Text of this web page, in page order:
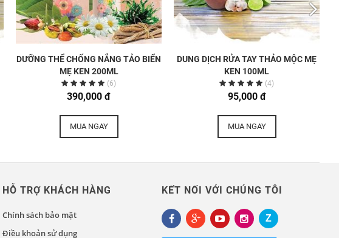
DƯỠNG THỂ CHỐNG NẮNG TẢO BIỂN
MẸ KEN 200ML
(6)
390,000 đ
MUA NGAY
DUNG DỊCH RỬA TAY THẢO MỘC MẸ
KEN 100ML
(4)
95,000 đ
MUA NGAY
HỖ TRỢ KHÁCH HÀNG
Chính sách bảo mật
Điều khoản sử dụng
KẾT NỐI VỚI CHÚNG TÔI